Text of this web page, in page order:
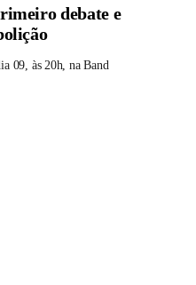
debate e
09, às 20h, na Band